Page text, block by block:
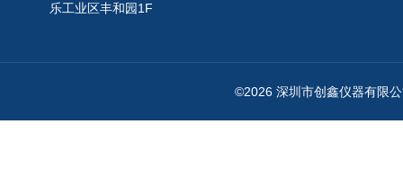
乐工业区丰和园1F
©2026 深圳市创鑫仪器有限